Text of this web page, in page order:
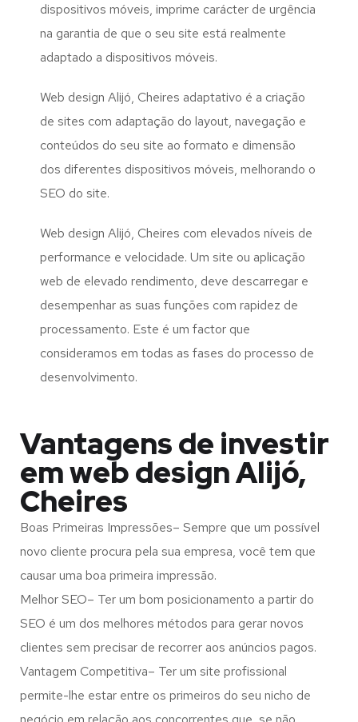
dispositivos móveis, imprime carácter de urgência
na garantia de que o seu site está realmente
adaptado a dispositivos móveis.
Web design Alijó, Cheires adaptativo é a criação
de sites com adaptação do layout, navegação e
conteúdos do seu site ao formato e dimensão
dos diferentes dispositivos móveis, melhorando o
SEO do site.
Web design Alijó, Cheires com elevados níveis de
performance e velocidade. Um site ou aplicação
web de elevado rendimento, deve descarregar e
desempenhar as suas funções com rapidez de
processamento. Este é um factor que
consideramos em todas as fases do processo de
desenvolvimento.
Vantagens de investir
em web design Alijó,
Cheires
Boas Primeiras Impressões– Sempre que um possível
novo cliente procura pela sua empresa, você tem que
causar uma boa primeira impressão.
Melhor SEO– Ter um bom posicionamento a partir do
SEO é um dos melhores métodos para gerar novos
clientes sem precisar de recorrer aos anúncios pagos.
Vantagem Competitiva– Ter um site profissional
permite-lhe estar entre os primeiros do seu nicho de